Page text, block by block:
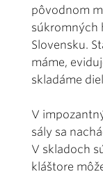
pôvodnom
súkromných
Slovensku.
máme,
skladáme
V
sály sa
V skladoch
kláštore